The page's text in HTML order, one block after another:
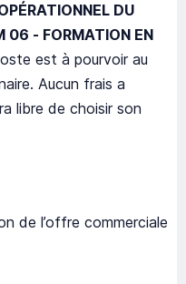
DU
06 - FORMATION EN
est à pourvoir au
Aucun frais a
libre de choisir son
de l’offre commerciale